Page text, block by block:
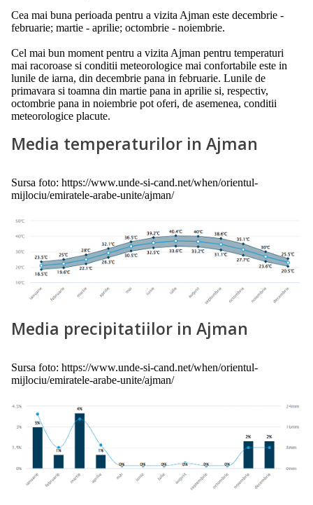
Cea mai buna perioada pentru a vizita Ajman este decembrie -
februarie; martie - aprilie; octombrie - noiembrie.
Cel mai bun moment pentru a vizita Ajman pentru temperaturi
mai racoroase si conditii meteorologice mai confortabile este in
lunile de iarna, din decembrie pana in februarie. Lunile de
primavara si toamna din martie pana in aprilie si, respectiv,
octombrie pana in noiembrie pot oferi, de asemenea, conditii
meteorologice placute.
Media temperaturilor in Ajman
Sursa foto: https://www.unde-si-cand.net/when/orientul-
mijlociu/emiratele-arabe-unite/ajman/
Media precipitatiilor in Ajman
Sursa foto: https://www.unde-si-cand.net/when/orientul-
mijlociu/emiratele-arabe-unite/ajman/